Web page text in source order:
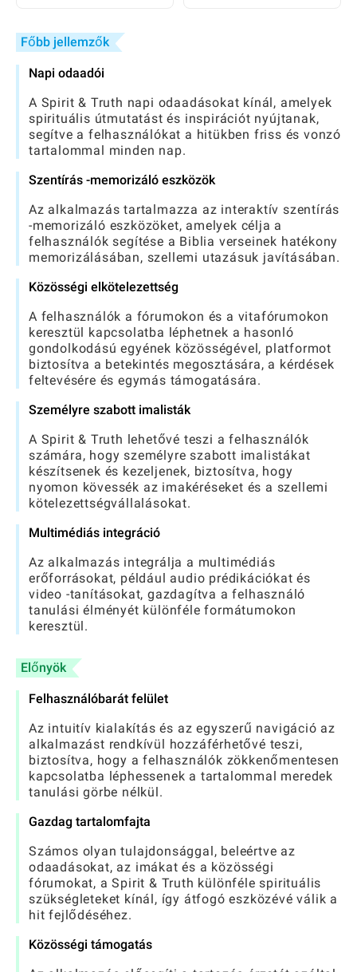
Főbb jellemzők
Napi odaadói
A Spirit & Truth napi odaadásokat kínál, amelyek
spirituális útmutatást és inspirációt nyújtanak,
segítve a felhasználókat a hitükben friss és vonzó
tartalommal minden nap.
Szentírás -memorizáló eszközök
Az alkalmazás tartalmazza az interaktív szentírás
-memorizáló eszközöket, amelyek célja a
felhasználók segítése a Biblia verseinek hatékony
memorizálásában, szellemi utazásuk javításában.
Közösségi elkötelezettség
A felhasználók a fórumokon és a vitafórumokon
keresztül kapcsolatba léphetnek a hasonló
gondolkodású egyének közösségével, platformot
biztosítva a betekintés megosztására, a kérdések
feltevésére és egymás támogatására.
Személyre szabott imalisták
A Spirit & Truth lehetővé teszi a felhasználók
számára, hogy személyre szabott imalistákat
készítsenek és kezeljenek, biztosítva, hogy
nyomon kövessék az imakéréseket és a szellemi
kötelezettségvállalásokat.
Multimédiás integráció
Az alkalmazás integrálja a multimédiás
erőforrásokat, például audio prédikációkat és
video -tanításokat, gazdagítva a felhasználó
tanulási élményét különféle formátumokon
keresztül.
Előnyök
Felhasználóbarát felület
Az intuitív kialakítás és az egyszerű navigáció az
alkalmazást rendkívül hozzáférhetővé teszi,
biztosítva, hogy a felhasználók zökkenőmentesen
kapcsolatba léphessenek a tartalommal meredek
tanulási görbe nélkül.
Gazdag tartalomfajta
Számos olyan tulajdonsággal, beleértve az
odaadásokat, az imákat és a közösségi
fórumokat, a Spirit & Truth különféle spirituális
szükségleteket kínál, így átfogó eszközévé válik a
hit fejlődéséhez.
Közösségi támogatás